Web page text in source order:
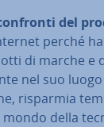
del
perché
di marche e
nel suo
risparmia
mondo della